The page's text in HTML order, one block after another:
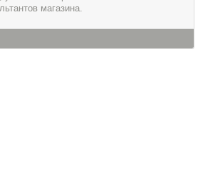
магазина.